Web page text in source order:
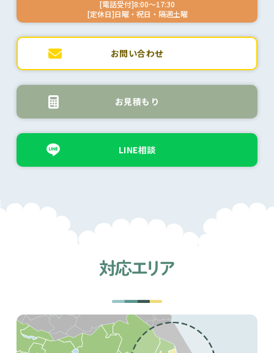
[電話受付]8:00～17:30
[定休日]日曜・祝日・隔週土曜
お問い合わせ
お見積もり
LINE相談